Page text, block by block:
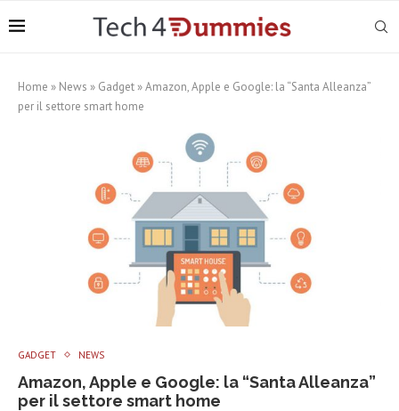
Home » News » Gadget »Amazon, Apple e Google: la “Santa Alleanza”
per il settore smart home
GADGET NEWS
Amazon, Apple e Google: la “Santa Alleanza”
per il settore smart home